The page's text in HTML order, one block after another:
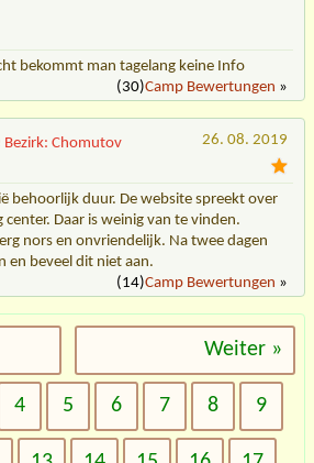
bekommt man tagelang keine Info
(30)Camp Bewertungen »
Bezirk: Chomutov
26. 08. 2019
behoorlijk duur. De website spreekt over
center. Daar is weinig van te vinden.
nors en onvriendelijk. Na twee dagen
en beveel dit niet aan.
(14)Camp Bewertungen »
Weiter »
4 5 6 7 8 9